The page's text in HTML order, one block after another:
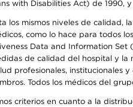
with Disabilities Act) de
los mismos niveles de calidad,
como lo hace para todos
Data and Information Set
de calidad del hospital y la
profesionales, institucionales
Todos los médicos del
criterios en cuanto a la